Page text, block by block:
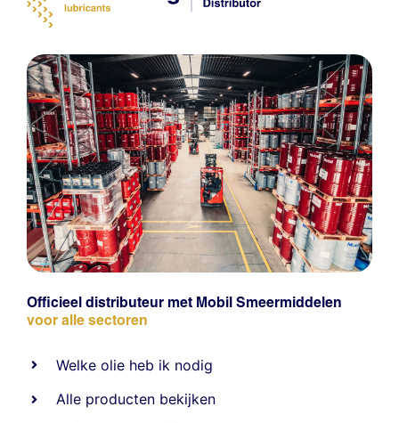
Officieel distributeur met Mobil Smeermiddelen
voor alle sectoren
Welke olie heb ik nodig
Alle producten bekijken